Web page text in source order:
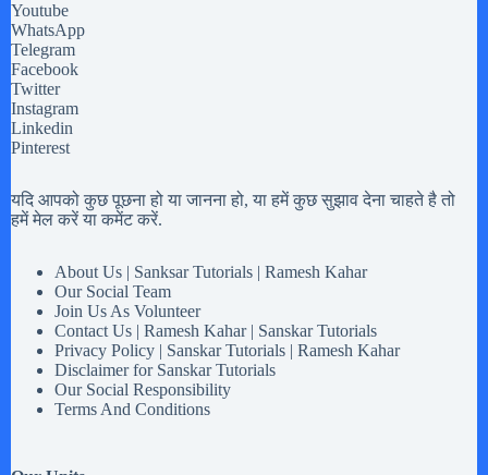
Youtube
WhatsApp
Telegram
Facebook
Twitter
Instagram
Linkedin
Pinterest
यदि आपको कुछ पूछना हो या जानना हो, या हमें कुछ सुझाव देना चाहते है तो
हमें मेल करें या कमेंट करें.
About Us | Sanksar Tutorials | Ramesh Kahar
Our Social Team
Join Us As Volunteer
Contact Us | Ramesh Kahar | Sanskar Tutorials
Privacy Policy | Sanskar Tutorials | Ramesh Kahar
Disclaimer for Sanskar Tutorials
Our Social Responsibility
Terms And Conditions